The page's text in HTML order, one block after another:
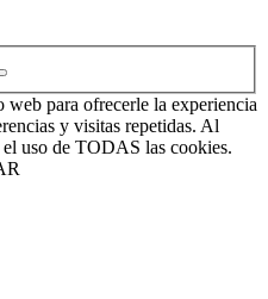
para ofrecerle la experiencia
y visitas repetidas. Al
uso de TODAS las cookies.